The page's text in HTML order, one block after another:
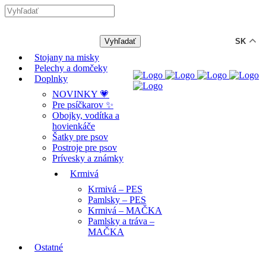
Stojany na misky
Pelechy a domčeky
Doplnky
NOVINKY 💗
Pre psíčkarov ✨
Obojky, vodítka a
hovienkáče
Šatky pre psov
Postroje pre psov
Prívesky a známky
Krmivá
Krmivá – PES
Pamlsky – PES
Krmivá – MAČKA
Pamlsky a tráva –
MAČKA
Ostatné
SK
-12% ZĽAVA s kódom "LETO12" ☀️